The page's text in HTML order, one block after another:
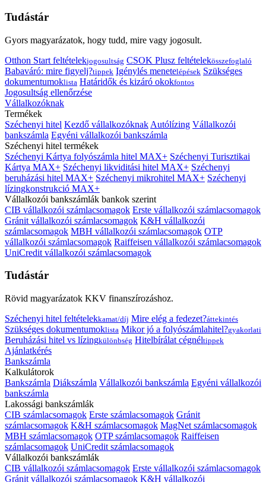
Tudástár
Gyors magyarázatok, hogy tudd, mire vagy jogosult.
Otthon Start feltételekjogosultság CSOK Plusz feltételekösszefoglaló
Babaváró: mire figyelj?tippek Igénylés menetelépések Szükséges
dokumentumoklista Határidők és kizáró okokfontos
Jogosultság ellenőrzése
Vállalkozóknak
Termékek
Széchenyi hitel Kezdő vállalkozóknak Autólízing Vállalkozói
bankszámla Egyéni vállalkozói bankszámla
Széchenyi hitel termékek
Széchenyi Kártya folyószámla hitel MAX+ Széchenyi Turisztikai
Kártya MAX+ Széchenyi likviditási hitel MAX+ Széchenyi
beruházási hitel MAX+ Széchenyi mikrohitel MAX+ Széchenyi
lízingkonstrukció MAX+
Vállalkozói bankszámlák bankok szerint
CIB vállalkozói számlacsomagok Erste vállalkozói számlacsomagok
Gránit vállalkozói számlacsomagok K&H vállalkozói
számlacsomagok MBH vállalkozói számlacsomagok OTP
vállalkozói számlacsomagok Raiffeisen vállalkozói számlacsomagok
UniCredit vállalkozói számlacsomagok
Tudástár
Rövid magyarázatok KKV finanszírozáshoz.
Széchenyi hitel feltételekkamat/díj Mire elég a fedezet?áttekintés
Szükséges dokumentumoklista Mikor jó a folyószámlahitel?gyakorlati
Beruházási hitel vs lízingkülönbség Hitelbírálat cégnéltippek
Ajánlatkérés
Bankszámla
Kalkulátorok
Bankszámla Diákszámla Vállalkozói bankszámla Egyéni vállalkozói
bankszámla
Lakossági bankszámlák
CIB számlacsomagok Erste számlacsomagok Gránit
számlacsomagok K&H számlacsomagok MagNet számlacsomagok
MBH számlacsomagok OTP számlacsomagok Raiffeisen
számlacsomagok UniCredit számlacsomagok
Vállalkozói bankszámlák
CIB vállalkozói számlacsomagok Erste vállalkozói számlacsomagok
Gránit vállalkozói számlacsomagok K&H vállalkozói